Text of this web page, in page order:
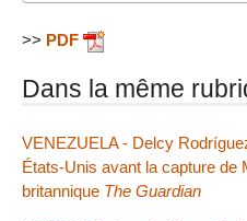
>> PDF
Dans la même
VENEZUELA - Delcy
États-Unis avant la capture de
britannique The Guardian